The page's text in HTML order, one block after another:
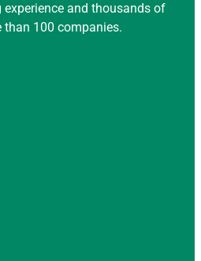
and thousands of
100 companies.